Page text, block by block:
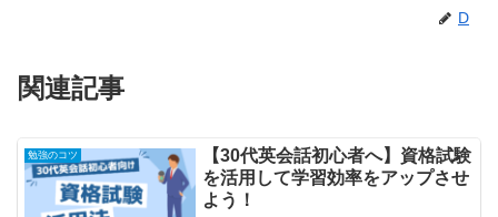
D
関連記事
勉強のコツ
【30代英会話初心者へ】資格試験
を活用して学習効率をアップさせ
よう！